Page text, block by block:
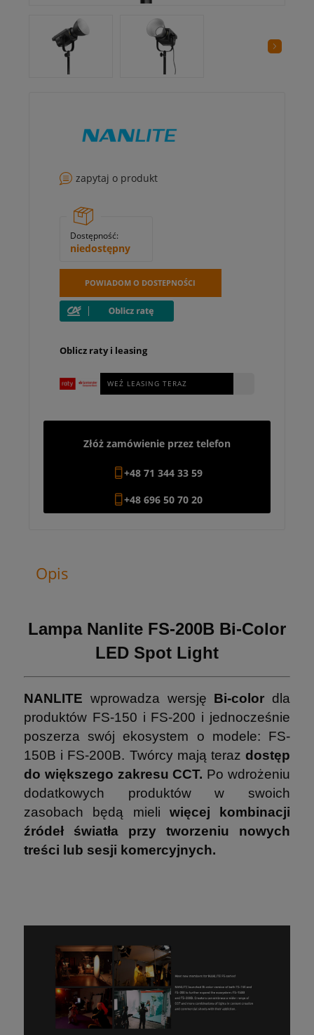
zapytaj o produkt
Dostępność:
niedostępny
POWIADOM O DOSTEPNOŚCI
Oblicz raty i leasing
WEŹ LEASING TERAZ
Złóż zamówienie przez telefon
+48 71 344 33 59
+48 696 50 70 20
Opis
Lampa Nanlite FS-200B Bi-Color
LED Spot Light
NANLITE wprowadza wersję Bi-color dla
produktów FS-150 i FS-200 i jednocześnie
poszerza swój ekosystem o modele: FS-
150B i FS-200B. Twórcy mają teraz dostęp
do większego zakresu CCT. Po wdrożeniu
dodatkowych produktów w swoich
zasobach będą mieli więcej kombinacji
źródeł światła przy tworzeniu nowych
treści lub sesji komercyjnych.